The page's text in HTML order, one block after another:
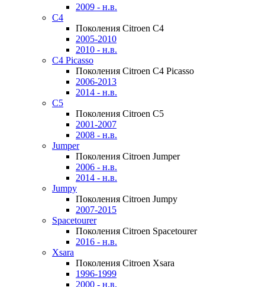
2009 - н.в.
C4
Поколения Citroen C4
2005-2010
2010 - н.в.
C4 Picasso
Поколения Citroen C4 Picasso
2006-2013
2014 - н.в.
C5
Поколения Citroen C5
2001-2007
2008 - н.в.
Jumper
Поколения Citroen Jumper
2006 - н.в.
2014 - н.в.
Jumpy
Поколения Citroen Jumpy
2007-2015
Spacetourer
Поколения Citroen Spacetourer
2016 - н.в.
Xsara
Поколения Citroen Xsara
1996-1999
2000 - н.в.